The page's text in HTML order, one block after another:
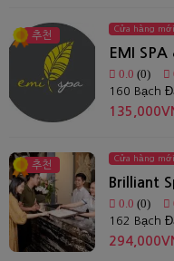
추천
Cửa hàng
EMI
0.0 (0)
160 Bạch
추천
Cửa hàng
Brilliant
0.0 (0)
162 Bạch